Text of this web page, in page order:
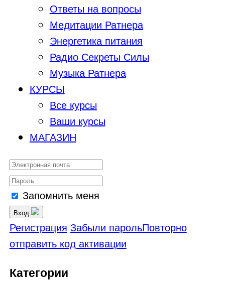
Ответы на вопросы
Медитации Ратнера
Энергетика питания
Радио Секреты Силы
Музыка Ратнера
КУРСЫ
Все курсы
Ваши курсы
МАГАЗИН
Запомнить меня
Вход
Регистрация Забыли парольПовторно
отправить код активации
Категории